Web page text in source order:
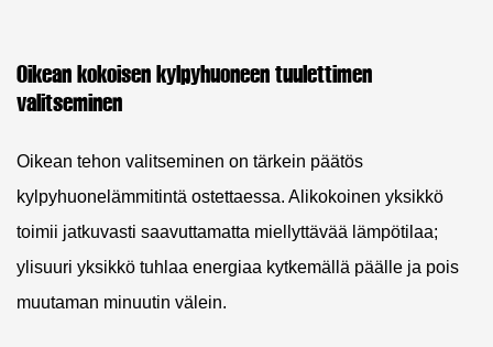
Oikean kokoisen kylpyhuoneen tuulettimen
valitseminen
Oikean tehon valitseminen on tärkein päätös
kylpyhuonelämmitintä ostettaessa. Alikokoinen yksikkö
toimii jatkuvasti saavuttamatta miellyttävää lämpötilaa;
ylisuuri yksikkö tuhlaa energiaa kytkemällä päälle ja pois
muutaman minuutin välein.